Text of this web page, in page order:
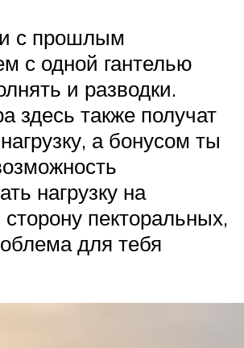
с прошлым
с одной гантелью
и разводки.
здесь также получат
а бонусом ты
нагрузку на
пекторальных,
для тебя